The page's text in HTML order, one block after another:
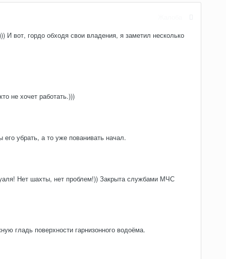
И вот, гордо обходя свои владения, я заметил несколько
не хочет работать.)))
убрать, а то уже пованивать начал.
Нет шахты, нет проблем!)) Закрыта службами МЧС
гладь поверхности гарнизонного водоёма.